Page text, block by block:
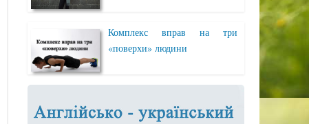
Комплекс вправ на три
«поверхи» людини